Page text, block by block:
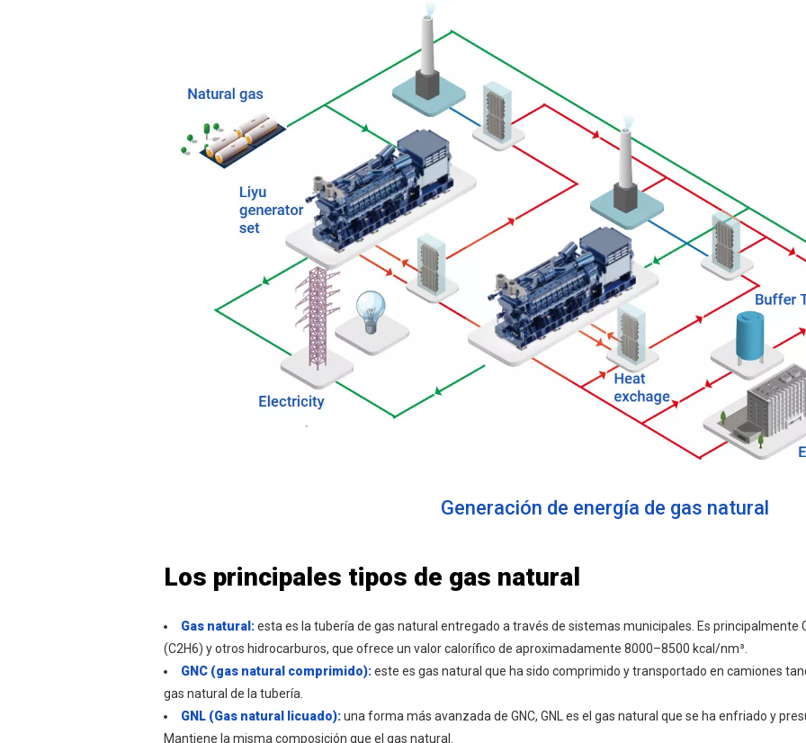
Generación de energía de gas natural
Los principales tipos de gas natural
Gas natural:esta es la tubería de gas natural entregado a través de sistemas municipales. Es principalmente
(C2H6) y otros hidrocarburos, que ofrece un valor calorífico de aproximadamente 8000–8500 kcal/nm³.
GNC (gas natural comprimido):este es gas natural que ha sido comprimido y transportado en camiones
gas natural de la tubería.
GNL (Gas natural licuado):una forma más avanzada de GNC, GNL es el gas natural que se ha enfriado y
Mantiene la misma composición que el gas natural.